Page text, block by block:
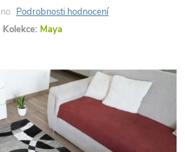
Podrobnosti hodnocení
Kolekce: Maya